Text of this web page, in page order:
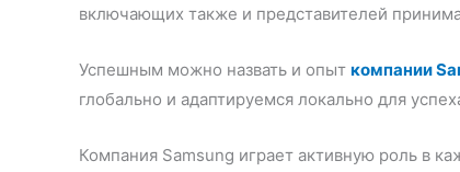
включающих также и представителей
Успешным можно назвать и опыт компании
глобально и адаптируемся локально для
Компания Samsung играет активную роль в